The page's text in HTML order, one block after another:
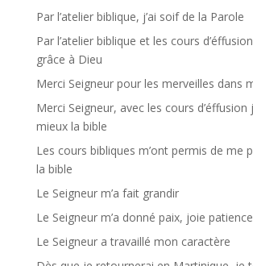
Par l’atelier biblique, j’ai soif de la Parole
Par l’atelier biblique et les cours
grâce à Dieu
Merci Seigneur pour les merveilles dans
Merci Seigneur, avec les cours
mieux la bible
Les cours bibliques m’ont permis de me
la bible
Le Seigneur m’a fait grandir
Le Seigneur m’a donné paix, joie patience
Le Seigneur a travaillé mon caractère